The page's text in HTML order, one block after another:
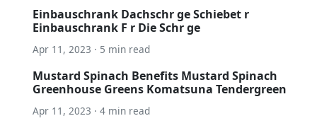
Einbauschrank Dachschr ge Schiebet r
Einbauschrank F r Die Schr ge
Apr 11, 2023 · 5 min read
Mustard Spinach Benefits Mustard Spinach
Greenhouse Greens Komatsuna Tendergreen
Apr 11, 2023 · 4 min read